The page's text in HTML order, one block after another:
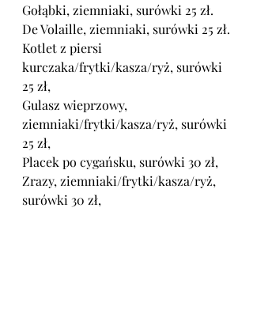
Gołąbki, ziemniaki, surówki 25 zł.
De Volaille, ziemniaki, surówki 25 zł.
Kotlet z piersi
kurczaka/frytki/kasza/ryż, surówki
25 zł,
Gulasz wieprzowy,
ziemniaki/frytki/kasza/ryż, surówki
25 zł,
Placek po cygańsku, surówki 30 zł,
Zrazy, ziemniaki/frytki/kasza/ryż,
surówki 30 zł,